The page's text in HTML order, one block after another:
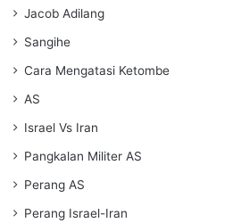
Jacob Adilang
Sangihe
Cara Mengatasi Ketombe
AS
Israel Vs Iran
Pangkalan Militer AS
Perang AS
Perang Israel-Iran